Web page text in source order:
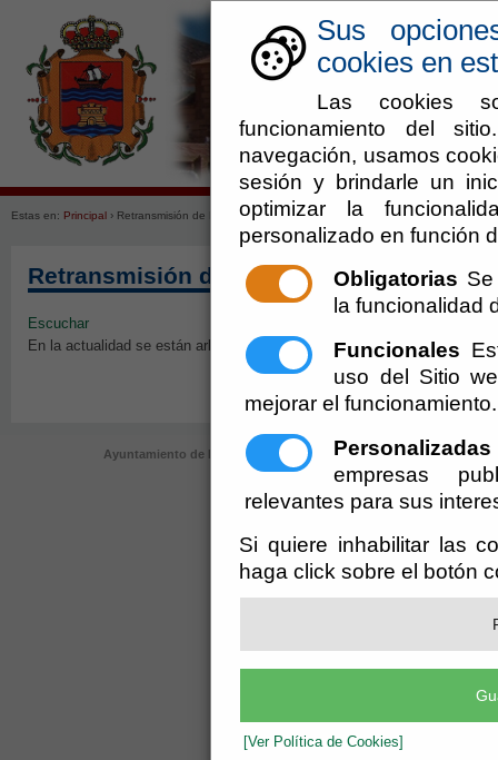
Sus
cookies en
Las cookies
funcionamiento del
navegación, usamos
sesión y brindarle un
optimizar la
personalizado en función
Obligatorias
la funcionalidad
Funcionales
uso del Sitio
mejorar el funcionamiento.
Personalizadas
empresas
relevantes para sus
Si quiere inhabilitar las
haga click sobre el botón
[Ver Política de Cookies]
Ayuntamiento
Estas en: Principal › Retransmisión de Plenos en directo o grabados
Retransmisión de Plenos en directo o
Escuchar
En la actualidad se están arbitrando las medidas técnicas necesarias
Ayuntamiento de Laujar de Andarax (Cif: P-0405700-F)- Plaza
registro@laujardeandarax.es -